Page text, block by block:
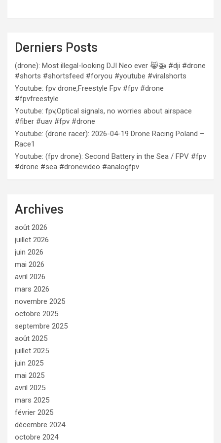
Derniers Posts
(drone): Most illegal-looking DJI Neo ever 😹🚁 #dji #drone
#shorts #shortsfeed #foryou #youtube #viralshorts
Youtube: fpv drone,Freestyle Fpv #fpv #drone
#fpvfreestyle
Youtube: fpv,Optical signals, no worries about airspace
#fiber #uav #fpv #drone
Youtube: (drone racer): 2026-04-19 Drone Racing Poland –
Race1
Youtube: (fpv drone): Second Battery in the Sea / FPV #fpv
#drone #sea #dronevideo #analogfpv
Archives
août 2026
juillet 2026
juin 2026
mai 2026
avril 2026
mars 2026
novembre 2025
octobre 2025
septembre 2025
août 2025
juillet 2025
juin 2025
mai 2025
avril 2025
mars 2025
février 2025
décembre 2024
octobre 2024